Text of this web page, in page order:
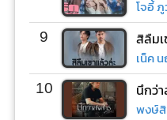
โจอี้
9 สิลืมเ
เน็ค
10 นึกว่
พงษ์